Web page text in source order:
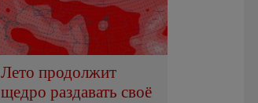
Лето продолжит
щедро раздавать своё